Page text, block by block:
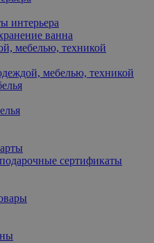
интерьера
ванна
мебелью, техникой
мебелью, техникой
сертификаты